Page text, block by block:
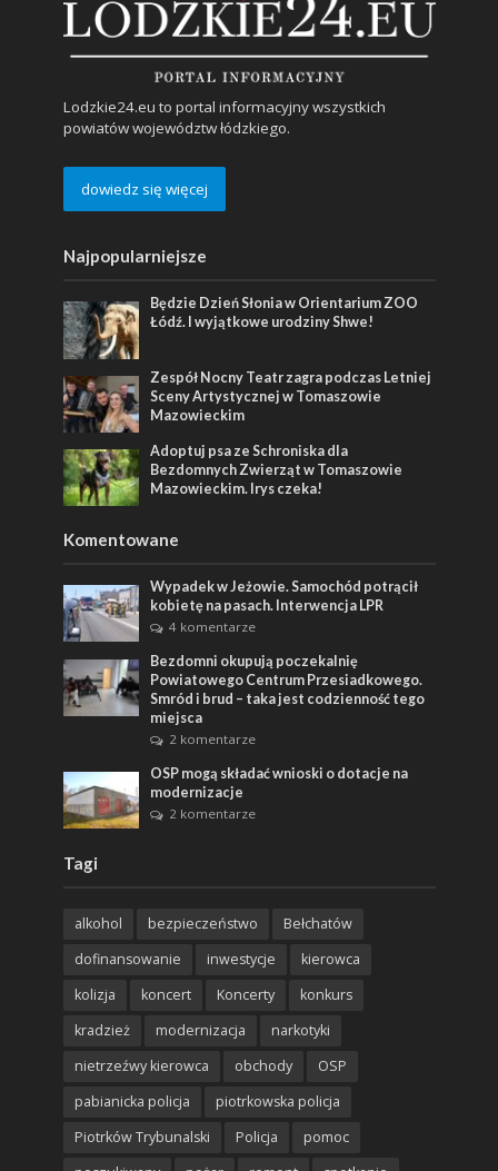
Lodzkie24.eu to portal informacyjny wszystkich
powiatów województw łódzkiego.
dowiedz się więcej
Najpopularniejsze
Będzie Dzień Słonia w Orientarium ZOO
Łódź. I wyjątkowe urodziny Shwe!
Zespół Nocny Teatr zagra podczas Letniej
Sceny Artystycznej w Tomaszowie
Mazowieckim
Adoptuj psa ze Schroniska dla
Bezdomnych Zwierząt w Tomaszowie
Mazowieckim. Irys czeka!
Komentowane
Wypadek w Jeżowie. Samochód potrącił
kobietę na pasach. Interwencja LPR
4 komentarze
Bezdomni okupują poczekalnię
Powiatowego Centrum Przesiadkowego.
Smród i brud – taka jest codzienność tego
miejsca
2 komentarze
OSP mogą składać wnioski o dotacje na
modernizacje
2 komentarze
Tagi
alkohol bezpieczeństwo
Bełchatów
dofinansowanie
inwestycje
kierowca
kolizja
koncert Koncerty
konkurs
kradzież
modernizacja
narkotyki
nietrzeźwy kierowca
obchody
OSP
pabianicka policja
piotrkowska policja
Piotrków Trybunalski
Policja
pomoc